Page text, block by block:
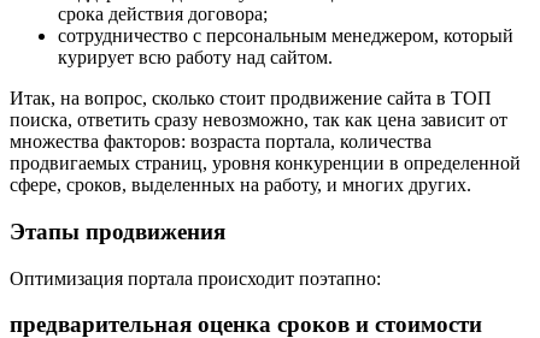
срока действия договора;
сотрудничество с персональным менеджером, который
курирует всю работу над сайтом.
Итак, на вопрос, сколько стоит продвижение сайта в ТОП
поиска, ответить сразу невозможно, так как цена зависит от
множества факторов: возраста портала, количества
продвигаемых страниц, уровня конкуренции в определенной
сфере, сроков, выделенных на работу, и многих других.
Этапы продвижения
Оптимизация портала происходит поэтапно:
предварительная оценка сроков и стоимости